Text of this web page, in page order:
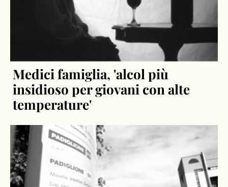
Medici famiglia, 'alcol più
insidioso per giovani con alte
temperature'